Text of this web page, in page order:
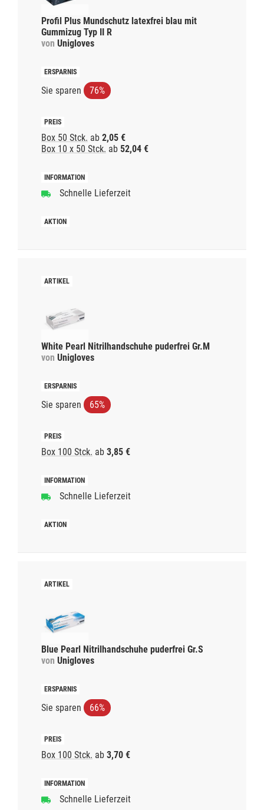
Profil Plus Mundschutz latexfrei blau mit
Gummizug Typ II R
von Unigloves
Sie sparen 76%
Box 50 Stck. ab 2,05 €
Box 10 x 50 Stck. ab 52,04 €
Schnelle Lieferzeit
White Pearl Nitrilhandschuhe puderfrei Gr.M
von Unigloves
Sie sparen 65%
Box 100 Stck. ab 3,85 €
Schnelle Lieferzeit
Blue Pearl Nitrilhandschuhe puderfrei Gr.S
von Unigloves
Sie sparen 66%
Box 100 Stck. ab 3,70 €
Schnelle Lieferzeit